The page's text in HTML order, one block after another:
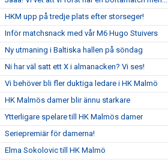
HKM upp på tredje plats efter storseger!
Inför matchsnack med vår M6 Hugo Stuivers
Ny utmaning i Baltiska hallen på söndag
Ni har väl satt ett X i almanacken? Vi ses!
Vi behöver bli fler duktiga ledare i HK Malmö
HK Malmös damer blir ännu starkare
Ytterligare spelare till HK Malmös damer
Seriepremiär för damerna!
Elma Sokolovic till HK Malmö